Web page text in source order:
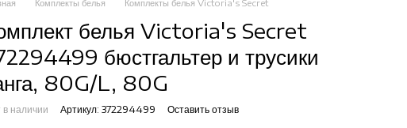
Комплекты белья Комплекты белья Victoria's Secret
белья Victoria's Secret
бюстгальтер и трусики
80G/L, 80G
в наличии Артикул: 372294499 Оставить отзыв